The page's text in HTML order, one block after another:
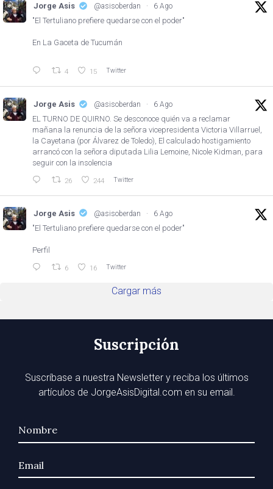
Jorge Asis @asisoberdan · 6 Ago
"El Tertuliano prefiere quedarse con el poder"
En La Gaceta de Tucumán
4 15 Twitter
Jorge Asis @asisoberdan · 6 Ago
EL TURNO DE QUIRNO. Se desconoce quién va a reclamar
mañana la renuncia de la señora vicepresidenta Victoria Villarruel,
la Cayetana (por Álvarez de Toledo), El calculado hostigamiento
arrancó con la señora diputada Lilia Lemoine, Nicole Kidman, para
seguir con la insolencia
26 244 Twitter
Jorge Asis @asisoberdan · 6 Ago
"El Tertuliano prefiere quedarse con el poder"
Perfil
6 16 Twitter
Cargar más
Suscripción
Suscríbase a nuestra Newsletter y reciba los últimos
artículos de JorgeAsisDigital.com en su email.